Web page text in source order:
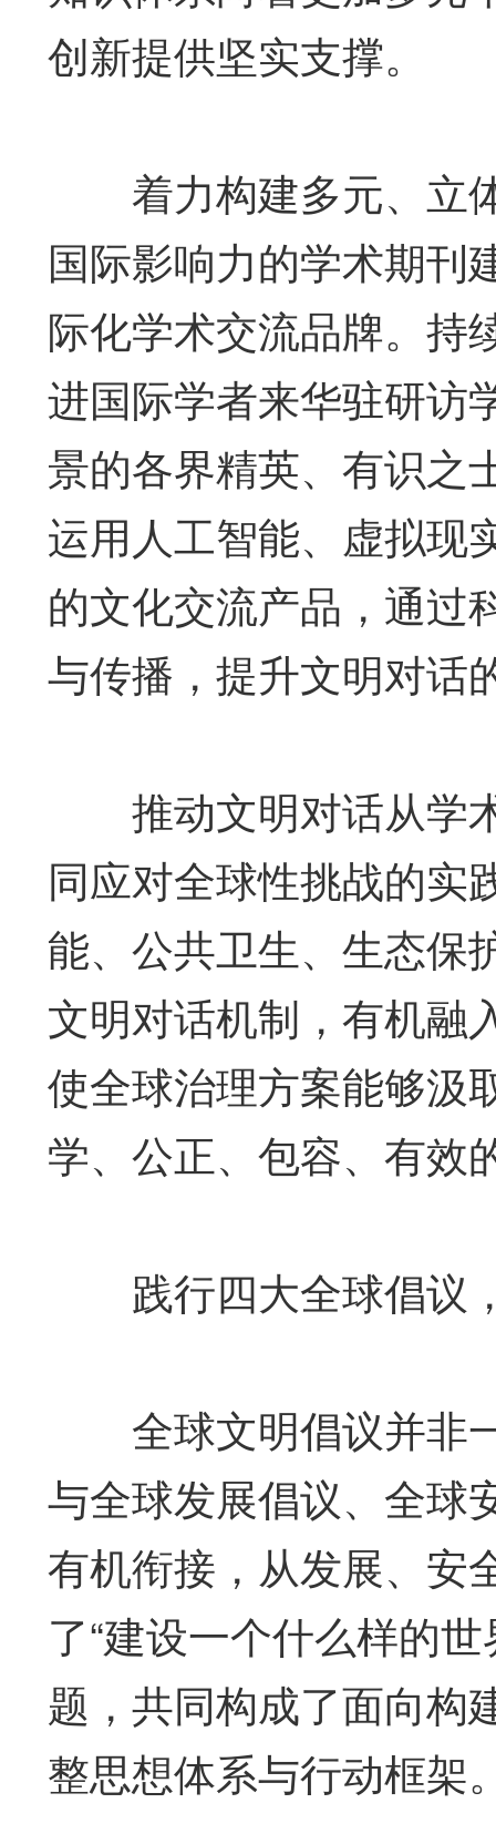
创新提供坚实支撑。
着力构建多元、立
国际影响力的学术期刊
际化学术交流品牌。持
进国际学者来华驻研访
景的各界精英、有识之
运用人工智能、虚拟现
的文化交流产品，通过
与传播，提升文明对话
推动文明对话从学
同应对全球性挑战的实
能、公共卫生、生态保
文明对话机制，有机融
使全球治理方案能够汲
学、公正、包容、有效
践行四大全球倡议
全球文明倡议并非
与全球发展倡议、全球
有机衔接，从发展、安
了“建设一个什么样的
题，共同构成了面向构
整思想体系与行动框架